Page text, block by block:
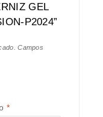
GEL
P2024”
Campos
*